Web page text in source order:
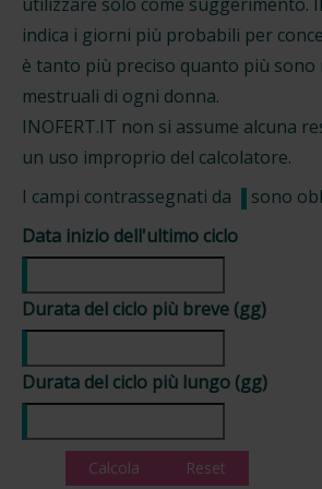
indica i giorni più probabili per
è tanto più preciso quanto più sono
mestruali di ogni donna.
INOFERT.IT non si assume alcuna
un uso improprio del calcolatore.
I campi contrassegnati da
sono
Data inizio dell'ultimo ciclo
Durata del ciclo più breve (gg)
Durata del ciclo più lungo (gg)
Calcola Reset